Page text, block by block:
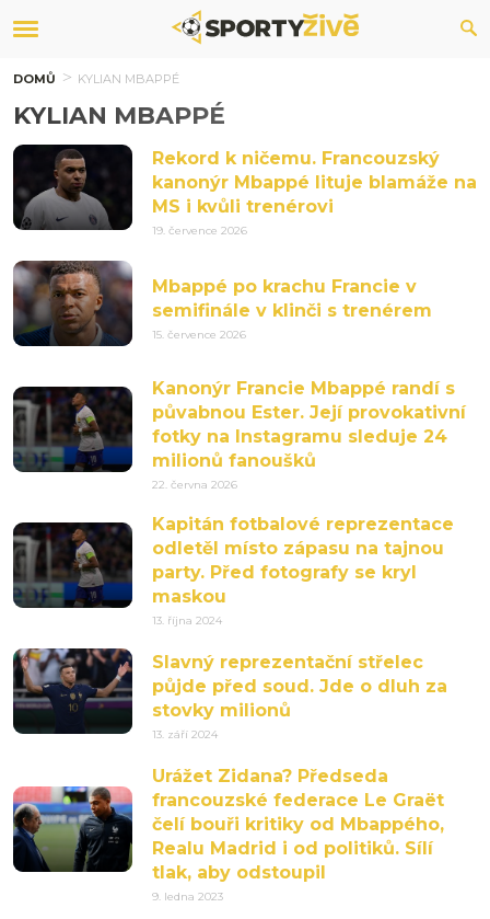
DOMŮ KYLIAN MBAPPÉ
KYLIAN MBAPPÉ
Rekord k ničemu. Francouzský
kanonýr Mbappé lituje blamáže na
MS i kvůli trenérovi
19. července 2026
Mbappé po krachu Francie v
semifinále v klinči s trenérem
15. července 2026
Kanonýr Francie Mbappé randí s
půvabnou Ester. Její provokativní
fotky na Instagramu sleduje 24
milionů fanoušků
22. června 2026
Kapitán fotbalové reprezentace
odletěl místo zápasu na tajnou
party. Před fotografy se kryl
maskou
13. října 2024
Slavný reprezentační střelec
půjde před soud. Jde o dluh za
stovky milionů
13. září 2024
Urážet Zidana? Předseda
francouzské federace Le Graët
čelí bouři kritiky od Mbappého,
Realu Madrid i od politiků. Sílí
tlak, aby odstoupil
9. ledna 2023